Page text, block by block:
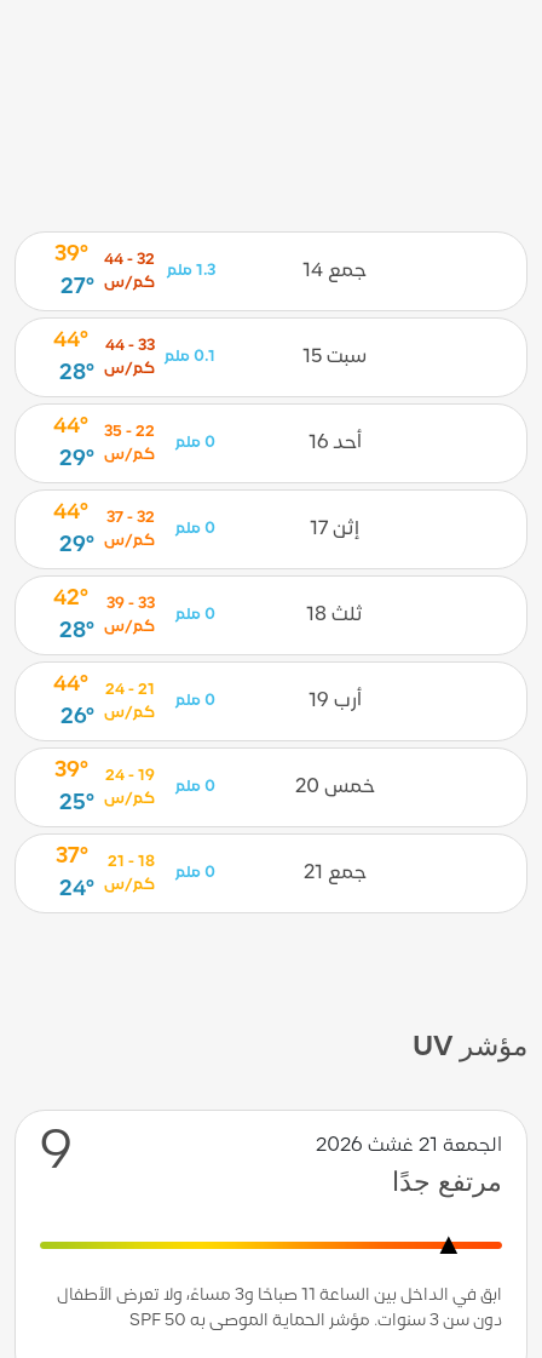
جمع 14 1.3 ملم
32 - 44
كم/س
39°
27°
سبت 15 0.1 ملم
33 - 44
كم/س
44°
28°
أحد 16 0 ملم
22 - 35
كم/س
44°
29°
إثن 17 0 ملم
32 - 37
كم/س
44°
29°
ثلث 18 0 ملم
33 - 39
كم/س
42°
28°
أرب 19 0 ملم
21 - 24
كم/س
44°
26°
خمس 20 0 ملم
19 - 24
كم/س
39°
25°
جمع 21 0 ملم
18 - 21
كم/س
37°
24°
مؤشر UV
الجمعة 21 غشث 2026
مرتفع جدًا
9
ابق في الداخل بين الساعة 11 صباحًا و3 مساءً، ولا تعرض الأطفال
دون سن 3 سنوات. مؤشر الحماية الموصى به SPF 50